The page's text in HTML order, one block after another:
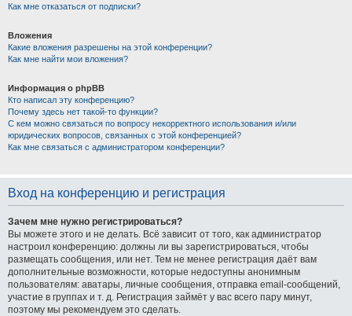
Как мне отказаться от подписки?
Вложения
Какие вложения разрешены на этой конференции?
Как мне найти мои вложения?
Информация о phpBB
Кто написал эту конференцию?
Почему здесь нет такой-то функции?
С кем можно связаться по вопросу некорректного использования и/или
юридических вопросов, связанных с этой конференцией?
Как мне связаться с администратором конференции?
Вход на конференцию и регистрация
Зачем мне нужно регистрироваться?
Вы можете этого и не делать. Всё зависит от того, как администратор
настроил конференцию: должны ли вы зарегистрироваться, чтобы
размещать сообщения, или нет. Тем не менее регистрация даёт вам
дополнительные возможности, которые недоступны анонимным
пользователям: аватары, личные сообщения, отправка email-сообщений,
участие в группах и т. д. Регистрация займёт у вас всего пару минут,
поэтому мы рекомендуем это сделать.